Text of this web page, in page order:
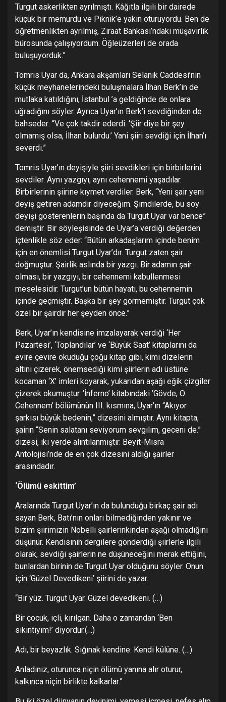
Turgut askerlikten ayrılmıştı. Kâğıtla ilgili bir dairede
küçük bir memurdu ve Piknik’e yakın oturuyordu. Ben de
öğretmenlikten ayrılmış, Ziraat Bankası’ndaki müşavirlik
bürosunda çalışıyordum. Öğleüzerleri de orada
buluşuyorduk.”
Tomris Uyar da, Ankara akşamları Selanik Caddesi’nin
küçük meyhanelerindeki buluşmalara İlhan Berk’in de
mutlaka katıldığını, İstanbul ’a geldiğinde de onlara
uğradığını söyler. Ayrıca Uyar’ın Berk’i sevdiğinden de
bahseder: “Ve çok takdir ederdi: ‘Şiir diye bir şey
olmamış olsa, İlhan bulurdu.’ Yani şiiri sevdiği için İlhan’ı
severdi.”
Tomris Uyar’ın deyişiyle şiiri sevdikleri için birbirlerini
sevdiler. Aynı yazgıyı, aynı cehennemi yaşadılar.
Birbirlerinin şiirine kıymet verdiler. Berk, “Yeni şair yeni
deyiş getiren adamdır diyeceğim. Şimdilerde, bu soy
deyişi gösterenlerin başında da Turgut Uyar var bence”
demiştir. Bir söyleşisinde de Uyar’a verdiği değerden
içtenlikle söz eder: “Bütün arkadaşlarım içinde benim
için en önemlisi Turgut Uyar’dır. Turgut zaten şair
doğmuştur. Şairlik aslında bir yazgı. Bir adamın şair
olması, bir yazgıyı, bir cehennemi kabullenmesi
meselesidir. Turgut’un bütün hayatı, bu cehennemin
içinde geçmiştir. Başka bir şey görmemiştir. Turgut çok
özel bir şairdir her şeyden önce.”
Berk, Uyar’ın kendisine imzalayarak verdiği ‘Her
Pazartesi’, ‘Toplandılar’ ve ‘Büyük Saat’ kitaplarını da
evire çevire okuduğu çoğu kitap gibi, kimi dizelerin
altını çizerek, önemsediği kimi şiirlerin adı üstüne
kocaman ‘X’ imleri koyarak, yukarıdan aşağı eğik çizgiler
çizerek okumuştur. ‘İnferno’ kitabındaki ‘Gövde, O
Cehennem’ bölümünün III. kısmına, Uyar’ın “Akıyor
şarkısı büyük bedenin,” dizesini almıştır. Aynı kitapta,
şairin “Senin salatanı seviyorum sevgilim, geceni de.”
dizesi, iki yerde alıntılanmıştır. Beyit-Mısra
Antolojisi’nde de en çok dizesini aldığı şairler
arasındadır.
‘Ölümü eskittim’
Aralarında Turgut Uyar’ın da bulunduğu birkaç şair adı
sayan Berk, Batı’nın onları bilmediğinden yakınır ve
bizim şiirimizin Nobelli şairlerinkinden aşağı olmadığını
düşünür. Kendisinin dergilere gönderdiği şiirlerle ilgili
olarak, sevdiği şairlerin ne düşüneceğini merak ettiğini,
bunlardan birinin de Turgut Uyar olduğunu söyler. Onun
için ‘Güzel Devedikeni’ şiirini de yazar.
“Bir yüz. Turgut Uyar. Güzel devedikeni. (…)
Bir çocuk, içli, kırılgan. Daha o zamandan ‘Ben
sıkıntıyım!’ diyordur.(…)
Adı, bir beyazlık. Sığınak kendine. Kendi külüne. (…)
Anladınız, oturunca niçin ölümü yanına alır oturur,
kalkınca niçin birlikte kalkarlar.”